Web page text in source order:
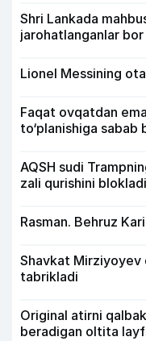
Shri Lankada
jarohatlanganlar bor
Lionel Messining
Faqat ovqatdan
to‘planishiga
AQSH sudi
zali qurishini blokladi
Rasman. Behruz
Shavkat Mirziyoyev
tabrikladi
Original atirni
beradigan oltita